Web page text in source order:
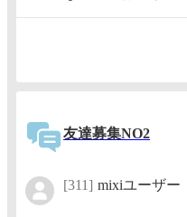
友達募集NO2
[311] mixiユーザー